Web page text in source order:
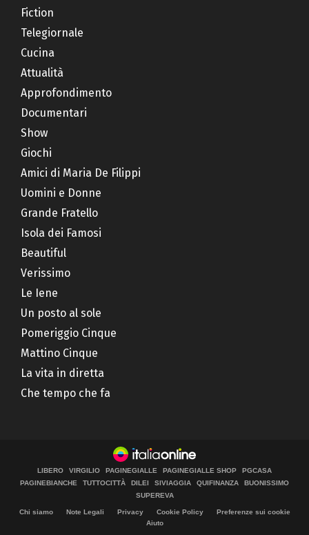
Fiction
Telegiornale
Cucina
Attualità
Approfondimento
Documentari
Show
Giochi
Amici di Maria De Filippi
Uomini e Donne
Grande Fratello
Isola dei Famosi
Beautiful
Verissimo
Le Iene
Un posto al sole
Pomeriggio Cinque
Mattino Cinque
La vita in diretta
Che tempo che fa
LIBERO VIRGILIO PAGINEGIALLE PAGINEGIALLE SHOP
PGCASA
PAGINEBIANCHE
TUTTOCITTÀ DILEI SIVIAGGIA QUIFINANZA
BUONISSIMO
SUPEREVA
Chi siamo Note Legali Privacy Cookie Policy
Preferenze sui cookie
Aiuto